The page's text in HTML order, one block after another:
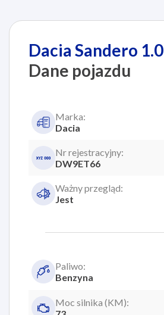
Dacia Sandero
Dane pojazdu
Marka:
Dacia
Nr rejestracyjny:
DW9ET66
Ważny przegląd:
Jest
Paliwo:
Benzyna
Moc silnika (KM):